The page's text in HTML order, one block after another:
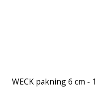
WECK pakning 6 cm -